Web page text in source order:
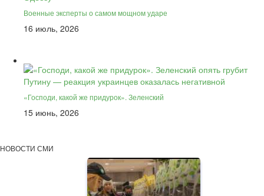
Военные эксперты о самом мощном ударе
16 июль, 2026
«Господи, какой же придурок». Зеленский
15 июнь, 2026
НОВОСТИ СМИ